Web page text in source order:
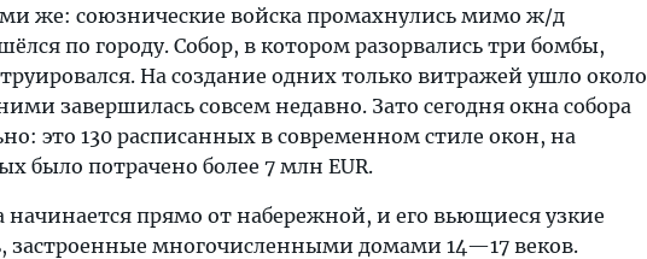
же: союзнические войска промахнулись мимо ж/д
по городу. Собор, в котором разорвались три бомбы,
На создание одних только витражей ушло около
завершилась совсем недавно. Зато сегодня окна собора
это 130 расписанных в современном стиле окон, на
было потрачено более 7 млн EUR.
начинается прямо от набережной, и его вьющиеся узкие
застроенные многочисленными домами 14—17 веков.